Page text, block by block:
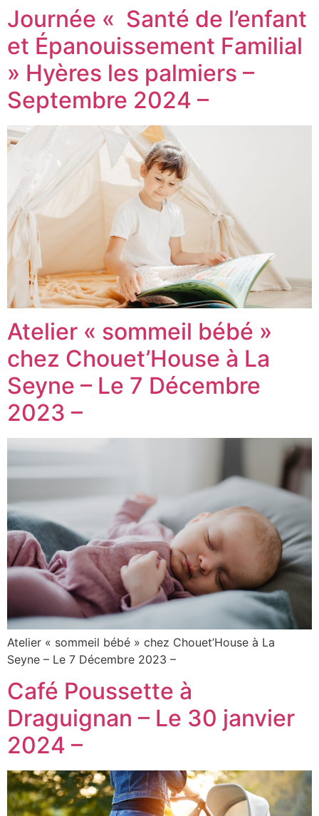
Journée « Santé de l’enfant
et Épanouissement Familial
» Hyères les palmiers –
Septembre 2024 –
Atelier « sommeil bébé »
chez Chouet’House à La
Seyne – Le 7 Décembre
2023 –
Atelier « sommeil bébé » chez Chouet’House à La
Seyne – Le 7 Décembre 2023 –
Café Poussette à
Draguignan – Le 30 janvier
2024 –